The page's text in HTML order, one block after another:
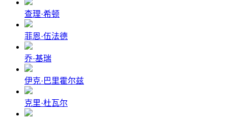
查理·希顿
菲恩·伍法德
乔·基瑞
伊克·巴里霍尔兹
克里·杜瓦尔